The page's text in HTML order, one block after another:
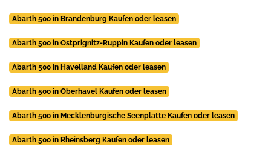
Abarth 500 in Brandenburg Kaufen oder leasen
Abarth 500 in Ostprignitz-Ruppin Kaufen oder leasen
Abarth 500 in Havelland Kaufen oder leasen
Abarth 500 in Oberhavel Kaufen oder leasen
Abarth 500 in Mecklenburgische Seenplatte Kaufen oder leasen
Abarth 500 in Rheinsberg Kaufen oder leasen